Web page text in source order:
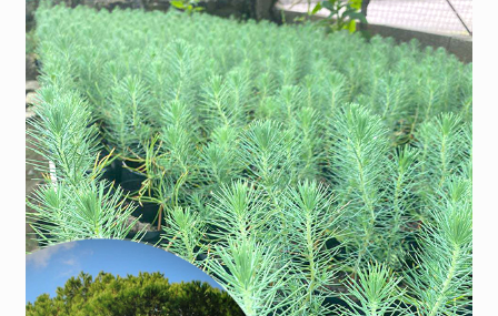
Корзина
Оформление заказа
Оплата и доставка
Мой аккаунт
Отправить сообщение